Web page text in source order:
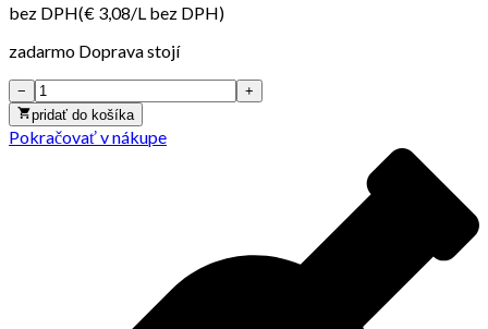
bez DPH(€ 3,08/L bez DPH)
zadarmo Doprava stojí
−
+
pridať do košíka
Pokračovať v nákupe